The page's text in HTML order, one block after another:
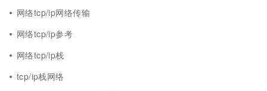
网络tcp/ip网络传输
网络tcp/ip参考
网络tcp/ip栈
tcp/ip栈网络